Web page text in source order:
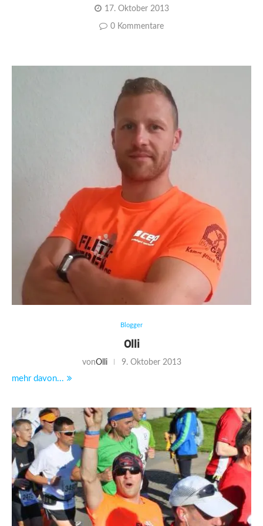
17. Oktober 2013
0 Kommentare
Blogger
Olli
vonOlli 9. Oktober 2013
mehr davon...